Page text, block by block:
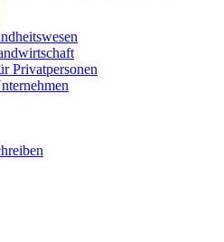
Privatpersonen